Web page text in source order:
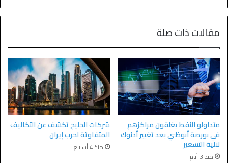
مقالات ذات صلة
متداولو النفط يغلقون مراكزهم
في بورصة أبوظبي بعد تغيير أدنوك
لآلية التسعير
منذ 3 أيام
شركات الخليج تكشف عن التكاليف
المتفاوتة لحرب إيران
منذ 4 أسابيع